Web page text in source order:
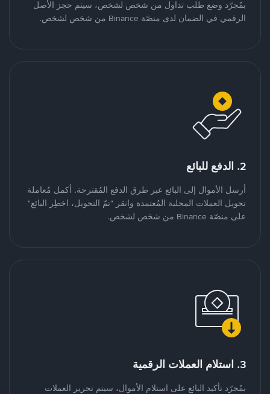
بمُجرّد وضع طلب تداول من شخص لشخص، سيتم حجز الأصل
الرقمي في الضمان لدى منصّة Binance من شخص لشخص.
2. الدفع للبائع
أرسل الأموال إلى البائع عبر طرق الدفع المُقترحة. أكمل مُعاملة
تحويل العملات المحلية المُعتمدة وانقر "تمّ التحويل، اخطِر البائع"
على منصّة Binance من شخص لشخص.
3. استلام العملات الرقمية
بمُجرّد تأكيد البائع على استلام الأموال، سيتم تحرير العملات